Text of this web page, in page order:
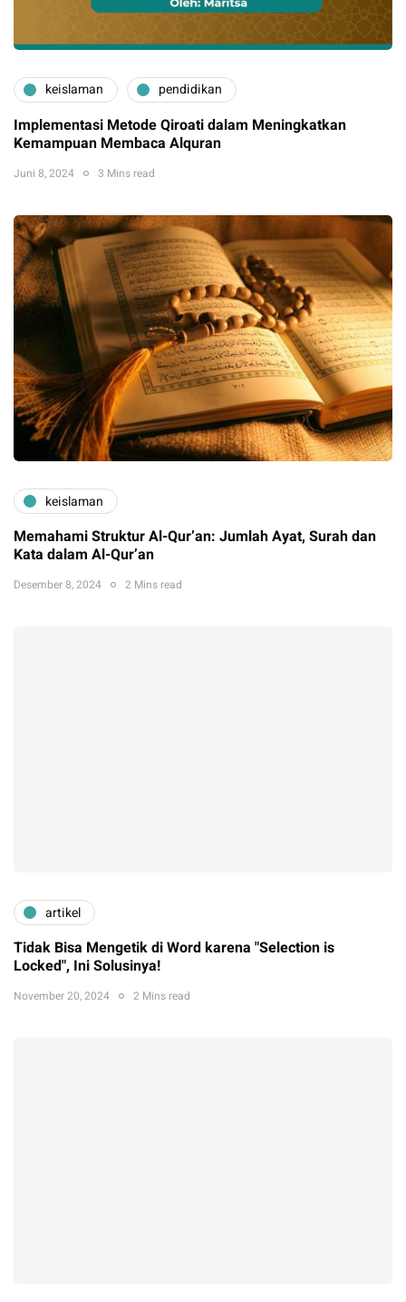
keislaman pendidikan
Implementasi Metode Qiroati dalam Meningkatkan
Kemampuan Membaca Alquran
Juni 8, 2024 3 Mins read
keislaman
Memahami Struktur Al-Qur’an: Jumlah Ayat, Surah dan
Kata dalam Al-Qur’an
Desember 8, 2024 2 Mins read
artikel
Tidak Bisa Mengetik di Word karena "Selection is
Locked", Ini Solusinya!
November 20, 2024 2 Mins read